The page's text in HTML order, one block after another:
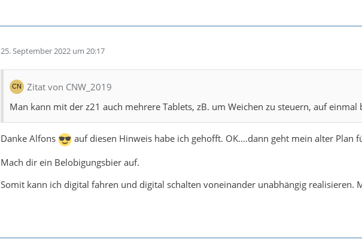
25. September 2022 um 20:17
Zitat von CNW_2019
Man kann mit der z21 auch mehrere Tablets, zB. um Weichen zu steuern, auf einmal
Danke Alfons
auf diesen Hinweis habe ich gehofft. OK....dann geht mein alter
Mach dir ein Belobigungsbier auf.
Somit kann ich digital fahren und digital schalten voneinander unabhängig realisieren.